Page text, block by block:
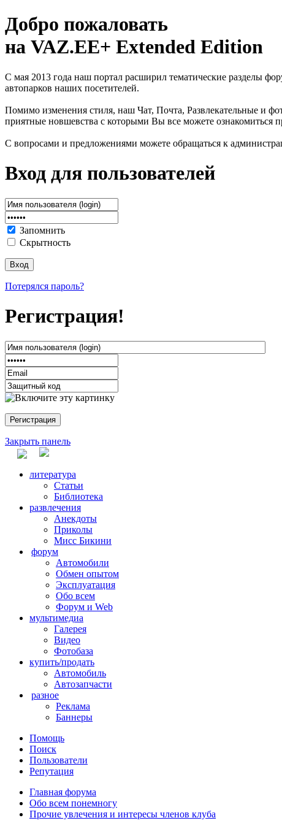
Добро пожаловать
на VAZ.EE+ Extended Edition
С мая 2013 года наш портал расширил тематические разделы
автопарков наших посетителей.
Помимо изменения стиля, наш Чат, Почта, Развлекательные и
приятные новшевства с которыми Вы все можете ознакомиться
С вопросами и предложениями можете обращаться к
Вход для пользователей
Запомнить
Скрытность
Потерялся пароль?
Регистрация!
Закрыть панель
литература
Статьи
Библиотека
развлечения
Анекдоты
Приколы
Мисс Бикини
форум
Автомобили
Обмен опытом
Эксплуатация
Обо всем
Форум и Web
мультимедиа
Галерея
Видео
Фотобаза
купить/продать
Автомобиль
Автозапчасти
разное
Реклама
Баннеры
Помощь
Поиск
Пользователи
Репутация
Главная форума
Обо всем понемногу
Прочие увлечения и интересы членов клуба